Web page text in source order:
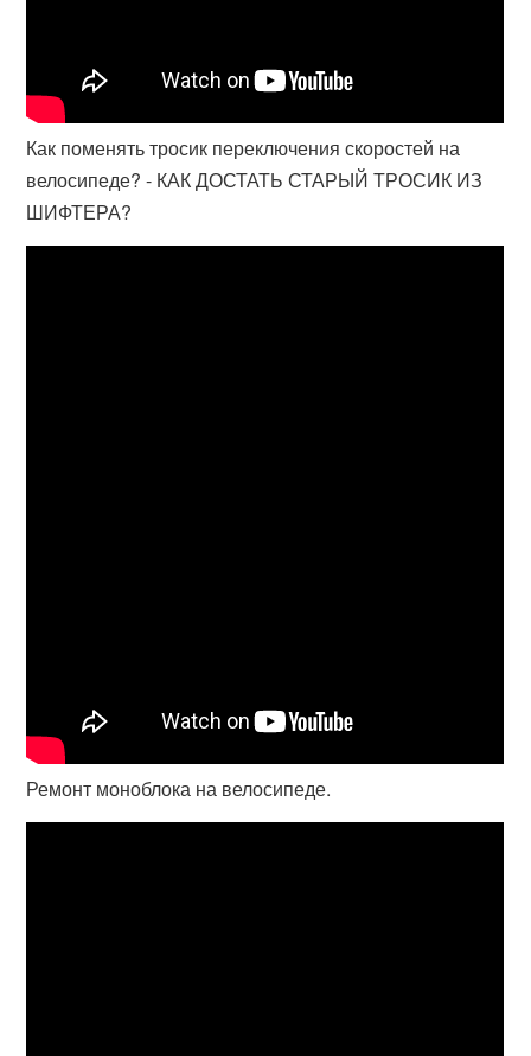
Как поменять тросик переключения скоростей на
велосипеде? - КАК ДОСТАТЬ СТАРЫЙ ТРОСИК ИЗ
ШИФТЕРА?
Ремонт моноблока на велосипеде.